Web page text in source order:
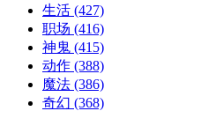
生活 (427)
职场 (416)
神鬼 (415)
动作 (388)
魔法 (386)
奇幻 (368)